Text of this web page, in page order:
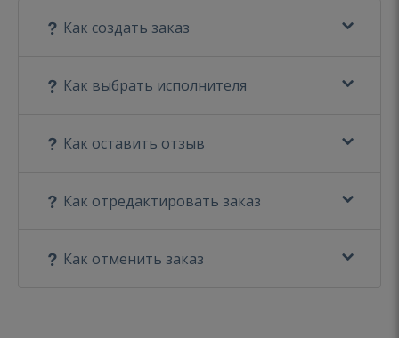
Как создать заказ
Как выбрать исполнителя
Как оставить отзыв
Как отредактировать заказ
Как отменить заказ